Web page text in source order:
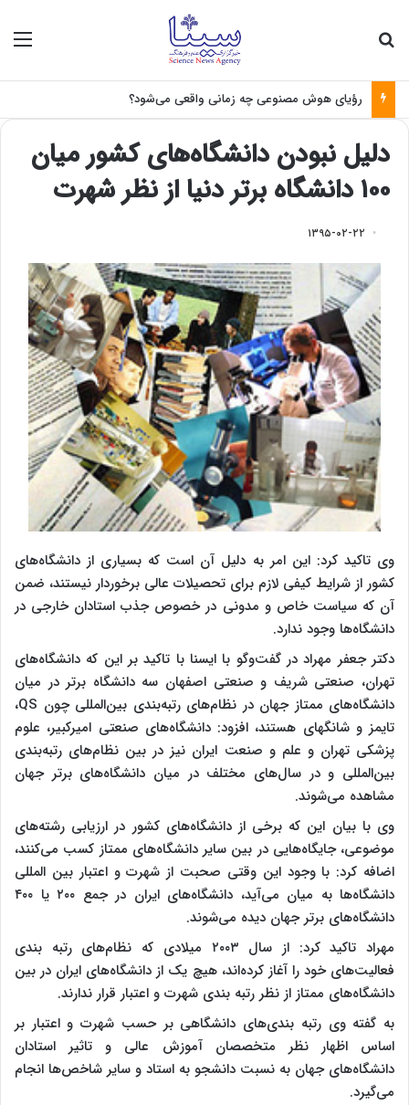
رؤیای هوش مصنوعی چه زمانی واقعی می‌شود؟
دلیل نبودن دانشگاه‌های کشور میان
۱۰۰ دانشگاه برتر دنیا از نظر شهرت
۱۳۹۵-۰۲-۲۲
وی تاکید کرد: این امر به دلیل آن است که بسیاری از دانشگاه‌های
کشور از شرایط کیفی لازم برای تحصیلات عالی برخوردار نیستند، ضمن
آن که سیاست خاص و مدونی در خصوص جذب استادان خارجی در
دانشگاه‌ها وجود ندارد.
دکتر جعفر مهراد در گفت‌وگو با ایسنا با تاکید بر این که دانشگاه‌های
تهران، صنعتی شریف و صنعتی اصفهان سه دانشگاه برتر در میان
دانشگاه‎‌های ممتاز جهان در نظام‌های رتبه‌بندی بین‌المللی چون QS،
تایمز و شانگهای هستند، افزود: دانشگاه‌های صنعتی امیرکبیر، علوم
پزشکی تهران و علم و صنعت ایران نیز در بین نظام‌های رتبه‌بندی
بین‌المللی و در سال‌های مختلف در میان دانشگاه‌های برتر جهان
مشاهده می‌شوند.
وی با بیان این که برخی از دانشگاه‌های کشور در ارزیابی‌ رشته‌های
موضوعی، جایگاه‌هایی در بین سایر دانشگاه‌های ممتاز کسب می‌کنند،
اضافه کرد: با وجود این وقتی صحبت از شهرت و اعتبار بین المللی
دانشگاه‌ها به میان می‌آید، دانشگاه‌های ایران در جمع ۲۰۰ یا ۴۰۰
دانشگاه‌های برتر جهان دیده می‌شوند.
مهراد تاکید کرد: از سال ۲۰۰۳ میلادی که نظام‌های رتبه بندی
فعالیت‌های خود را آغاز کرده‌اند، هیچ یک از دانشگاه‌های ایران در بین
دانشگاه‌های ممتاز از نظر رتبه بندی شهرت و اعتبار قرار ندارند.
به گفته وی رتبه بندی‌های دانشگاهی بر حسب شهرت و اعتبار بر
اساس اظهار نظر متخصصان آموزش عالی و تاثیر استادان
دانشگاه‌های جهان به نسبت دانشجو به استاد و سایر شاخص‌ها انجام
می‌گیرد.